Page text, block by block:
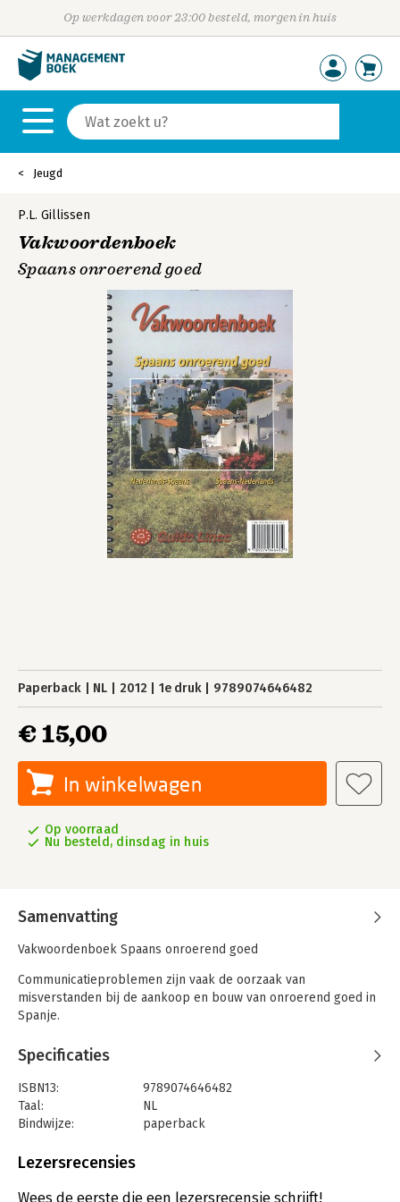
Op werkdagen voor 23:00 besteld, morgen in huis
Jeugd
P.L. Gillissen
Vakwoordenboek
Spaans onroerend goed
Paperback NL 2012 1e druk 9789074646482
€ 15,00
In winkelwagen
Op voorraad
Nu besteld, dinsdag in huis
Samenvatting
Vakwoordenboek Spaans onroerend goed
Communicatieproblemen zijn vaak de oorzaak van
misverstanden bij de aankoop en bouw van onroerend goed in
Spanje.
Teneinde zo goed mogelijk beslagen ten ijs te komen hebben
we als uitgever van diverse Spanje boeken de afgelopen jaren
veel voorkomende woorden en termen verzameld die te
maken hebben met aankoop en bezit van Spaans onroerend
goed.
door communicatieproblemen kunnen voorkomen. Het juiste
Specificaties
ISBN13:
9789074646482
Taal:
NL
Bindwijze:
paperback
Uitgever:
Verschijningsdatum:
5-9-2012
Lezersrecensies
Wees de eerste die een lezersrecensie schrijft!